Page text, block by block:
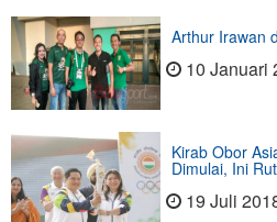
Arthur Irawan
10 Januari
Kirab Obor
Dimulai, Ini
19 Juli